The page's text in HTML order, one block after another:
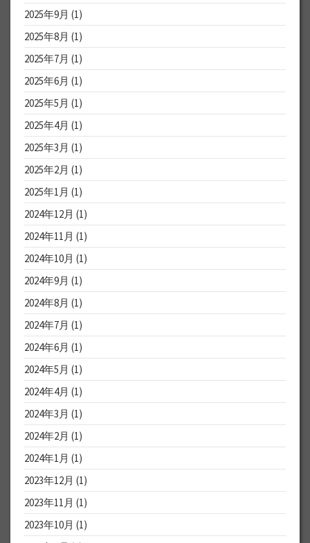
2025年9月 (1)
2025年8月 (1)
2025年7月 (1)
2025年6月 (1)
2025年5月 (1)
2025年4月 (1)
2025年3月 (1)
2025年2月 (1)
2025年1月 (1)
2024年12月 (1)
2024年11月 (1)
2024年10月 (1)
2024年9月 (1)
2024年8月 (1)
2024年7月 (1)
2024年6月 (1)
2024年5月 (1)
2024年4月 (1)
2024年3月 (1)
2024年2月 (1)
2024年1月 (1)
2023年12月 (1)
2023年11月 (1)
2023年10月 (1)